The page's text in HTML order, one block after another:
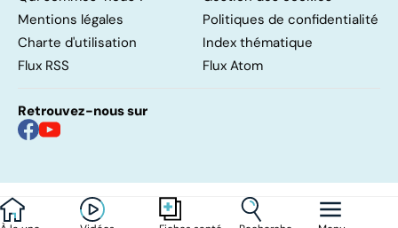
Mentions légales
Politiques de confidentialité
Charte d'utilisation
Index thématique
Flux RSS
Flux Atom
Retrouvez-nous sur